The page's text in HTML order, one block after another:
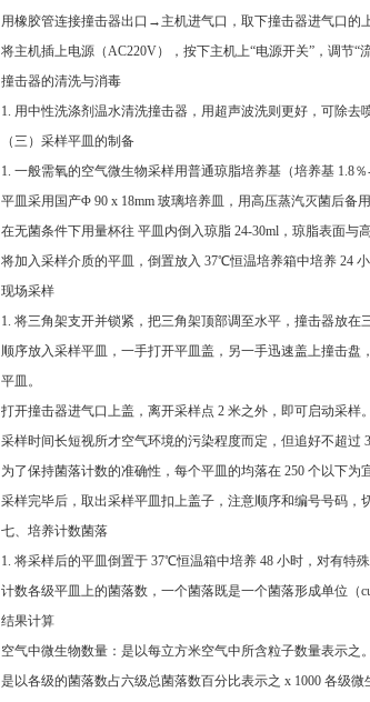
用橡胶管连接撞击器出口→主机进气口，取下撞击器进气口的上
将主机插上电源（AC220V），按下主机上“电源开关”，调节“
撞击器的清洗与消毒
1. 用中性洗涤剂温水清洗撞击器，用超声波洗则更好，可除去
（三）采样平皿的制备
1. 一般需氧的空气微生物采样用普通琼脂培养基（培养基 1.8
平皿采用国产Φ 90 x 18mm 玻璃培养皿，用高压蒸汽灭菌后备用
在无菌条件下用量杯往 平皿内倒入琼脂 24-30ml，琼脂表面与
将加入采样介质的平皿，倒置放入 37℃恒温培养箱中培养 24
现场采样
1. 将三角架支开并锁紧，把三角架顶部调至水平，撞击器放
顺序放入采样平皿，一手打开平皿盖，另一手迅速盖上撞击
平皿。
打开撞击器进气口上盖，离开采样点 2 米之外，即可启动采
采样时间长短视所才空气环境的污染程度而定，但追好不超过
为了保持菌落计数的准确性，每个平皿的均落在 250 个以下为
采样完毕后，取出采样平皿扣上盖子，注意顺序和编号号码，
七、培养计数菌落
1. 将采样后的平皿倒置于 37℃恒温箱中培养 48 小时，对有特
计数各级平皿上的菌落数，一个菌落既是一个菌落形成单位（
结果计算
空气中微生物数量：是以每立方米空气中所含粒子数量表示之
是以各级的菌落数占六级总菌落数百分比表示之 x 1000 各级